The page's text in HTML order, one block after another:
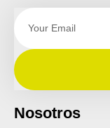
Nosotros